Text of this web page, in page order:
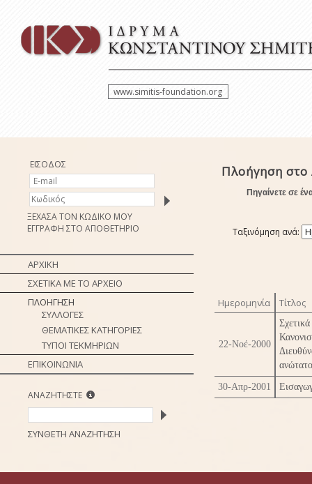
www.simitis-foundation.org
ΕΙΣΟΔΟΣ
ΞΕΧΑΣΑ ΤΟΝ ΚΩΔΙΚΟ ΜΟΥ
ΕΓΓΡΑΦΗ ΣΤΟ ΑΠΟΘΕΤΗΡΙΟ
ΑΡΧΙΚΗ
ΣΧΕΤΙΚΑ ΜΕ ΤΟ ΑΡΧΕΙΟ
ΠΛΟΗΓΗΣΗ
ΣΥΛΛΟΓΕΣ
ΘΕΜΑΤΙΚΕΣ ΚΑΤΗΓΟΡΙΕΣ
ΤΥΠΟΙ ΤΕΚΜΗΡΙΩΝ
ΕΠΙΚΟΙΝΩΝΙΑ
ΑΝΑΖΗΤΗΣΤΕ
ΣΥΝΘΕΤΗ ΑΝΑΖΗΤΗΣΗ
Πλοήγηση
Πηγαίνετε σε
Ταξινόμηση ανά:
Ημερομηνία Τίτλος
22-Νοέ-2000
30-Απρ-2001